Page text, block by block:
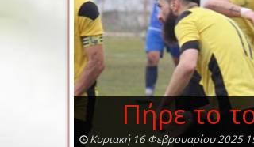
Πήρε το
Κυριακή 16 Φεβρουαρίου 2025